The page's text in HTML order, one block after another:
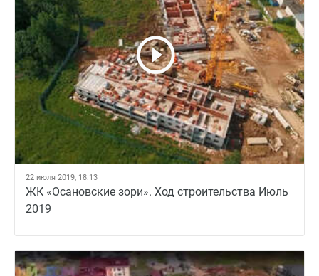
22 июля 2019, 18:13
ЖК «Осановские зори». Ход строительства Июль
2019